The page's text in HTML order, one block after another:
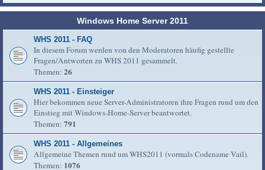
Windows Home Server 2011
WHS 2011 - FAQ
In diesem Forum werden von den Moderatoren häufig gestellte
Fragen/Antworten zu WHS 2011 gesammelt.
Themen: 26
WHS 2011 - Einsteiger
Hier bekommen neue Server-Administratoren ihre Fragen rund um den
Einstieg mit Windows-Home-Server beantwortet.
Themen: 791
WHS 2011 - Allgemeines
Allgemeine Themen rund um WHS2011 (vormals Codename Vail).
Themen: 1076